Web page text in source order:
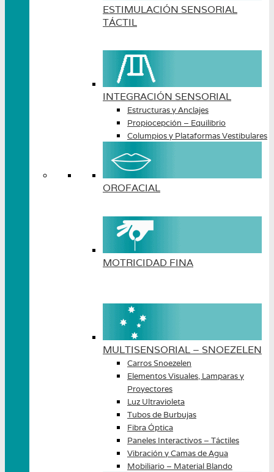
ESTIMULACIÓN SENSORIAL
TÁCTIL
INTEGRACIÓN SENSORIAL
Estructuras y Anclajes
Propiocepción – Equilibrio
Columpios y Plataformas Vestibulares
OROFACIAL
MOTRICIDAD FINA
MULTISENSORIAL – SNOEZELEN
Carros Snoezelen
Elementos Visuales, Lamparas y
Proyectores
Luz Ultravioleta
Tubos de Burbujas
Fibra Óptica
Paneles Interactivos – Táctiles
Vibración y Camas de Agua
Mobiliario – Material Blando